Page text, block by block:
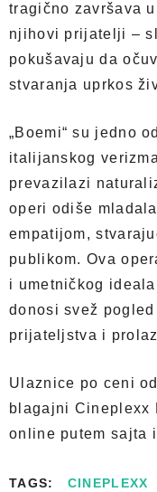
tragično završava
njihovi prijatelji –
pokušavaju da
stvaranja uprkos
„Boemi“ su jedno
italijanskog
prevazilazi
operi odiše
empatijom,
publikom. Ova
i umetničkog
donosi svež
prijateljstva i
Ulaznice po ceni
blagajni Cineplexx
online putem sajta
TAGS: CINEPLEXX